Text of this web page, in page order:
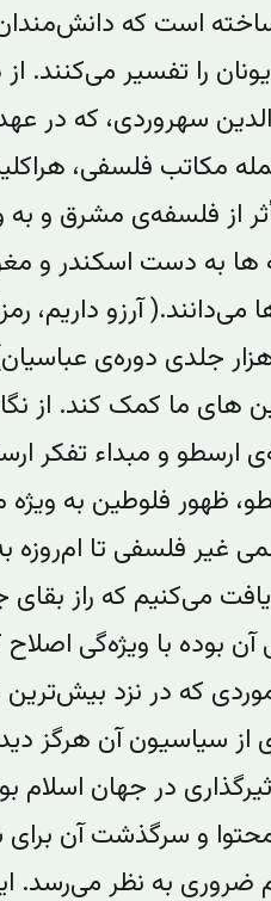
است که
را تفسیر می‌کنند. از
سهروردی، که در
مکاتب فلسفی،
از فلسفه‌ی مشرق و به
ها به دست اسکندر و‌
آرزو داریم،
کتاب‌خانه‌ی اخیر ۸۵ هزار جلدی دوره‌ی
های ما کمک کند. از
ارسطو و مبداء تفکر
ظهور فلوطین به ویژه
غیر فلسفی تا ام‌روزه
می‌کنیم که راز
بوده با ویژه‌گی
که در نزد
از سیاسیون آن هرگز
در جهان اسلام
و سرگذشت آن
ضروری به نظر‌ می‌رسد.